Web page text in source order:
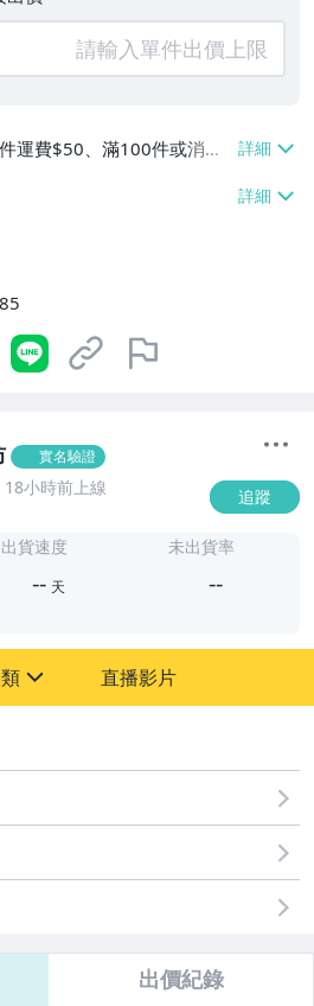
運費$50、滿100件或消費
運費】、面交/自取/不寄送
國寄送【單件運費$500、
免運費】
實名驗證
18小時前上線 追蹤
出貨速度
-- 天
未出貨率
--
直播影片
出價紀錄